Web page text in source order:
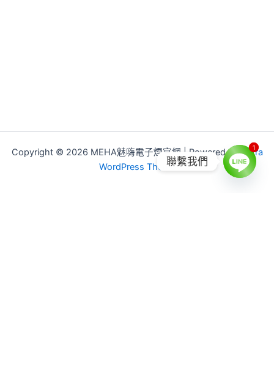
Copyright © 2026 MEHA魅嗨電子煙官網 | Powered byAstra
WordPress Theme聯繫我們
11